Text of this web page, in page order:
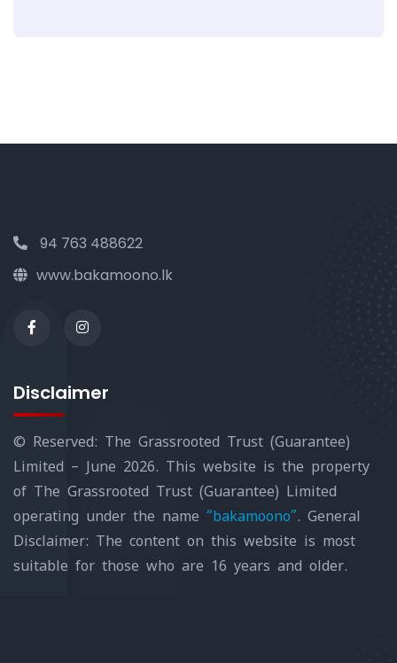
94 763 488622
www.bakamoono.lk
Disclaimer
© Reserved: The Grassrooted Trust (Guarantee)
Limited – June 2026. This website is the property
of The Grassrooted Trust (Guarantee) Limited
operating under the name “bakamoono”. General
Disclaimer: The content on this website is most
suitable for those who are 16 years and older.